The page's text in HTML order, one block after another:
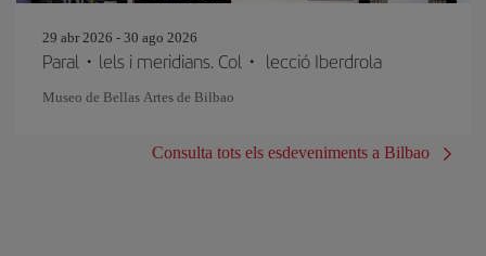
29 abr 2026 - 30 ago 2026
Paral・lels i meridians. Col・ lecció Iberdrola
Museo de Bellas Artes de Bilbao
Consulta tots els esdeveniments a Bilbao